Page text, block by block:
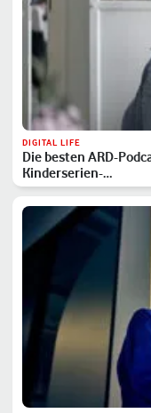
DIGITAL LIFE
Die besten ARD-
Kinderserien-…